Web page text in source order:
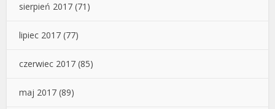
sierpień 2017 (71)
lipiec 2017 (77)
czerwiec 2017 (85)
maj 2017 (89)